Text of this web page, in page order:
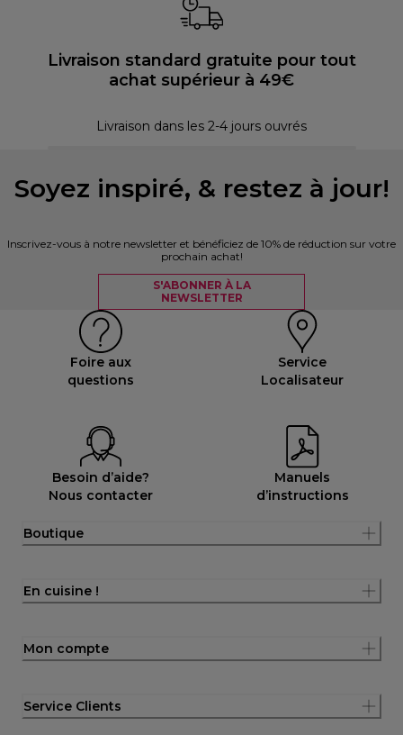
Livraison standard gratuite pour tout
achat supérieur à 49€
Livraison dans les 2-4 jours ouvrés
Soyez inspiré, & restez à jour!
Inscrivez-vous à notre newsletter et bénéficiez de 10% de réduction sur votre
prochain achat!
S'ABONNER À LA
NEWSLETTER
Foire aux
questions
Service
Localisateur
Besoin d’aide?
Nous contacter
Manuels
d’instructions
Boutique
En cuisine !
Mon compte
Service Clients